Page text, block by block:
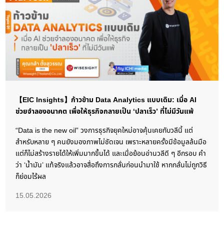
【EIC Insights】ก้าวข้าม Data Analytics แบบเดิม: เมื่อ AI
ช่วยจำลองอนาคต เพื่อให้ธุรกิจกลายเป็น ‘ปลาเร็ว’ ที่ไม่มีวันแพ้
“Data is the new oil” วงการธุรกิจยุคใหม่อาจคุ้นเคยกับวลีนี้ แต่
สำหรับหลาย ๆ คนยังมองภาพไม่ชัดเจน เพราะหลายครั้งมีข้อมูลล้นมือ
แต่ก็ไม่สร้างรายได้ให้เพิ่มมากขึ้นได้ และเมื่อย้อนอ่านวลีดี ๆ อีกรอบ คำ
ว่า ‘น้ำมัน’ แท้จริงแล้วอาจสื่อถึงการกลั่นก่อนนำมาใช้ หากกลั่นไม่ถูกวิธี
ก็ย่อมไร้ผล
15.05.2026